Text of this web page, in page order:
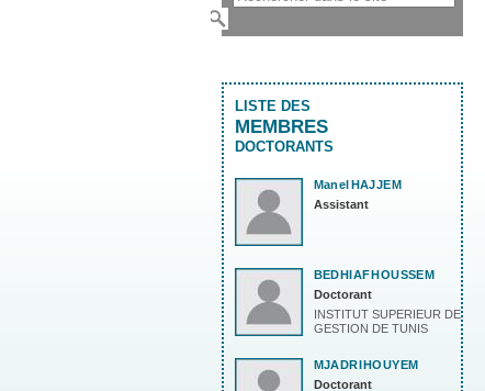
LISTE DES
MEMBRES
DOCTORANTS
ManelHAJJEM
Assistant
BEDHIAFHOUSSEM
Doctorant
INSTITUT SUPERIEUR DE
GESTION DE TUNIS
MJADRIHOUYEM
Doctorant